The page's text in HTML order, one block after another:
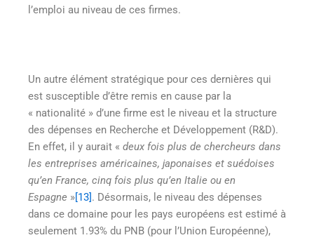
l’emploi au niveau de ces firmes.
Un autre élément stratégique pour ces dernières qui
est susceptible d’être remis en cause par la
« nationalité » d’une firme est le niveau et la structure
des dépenses en Recherche et Développement (R&D).
En effet, il y aurait « deux fois plus de chercheurs dans
les entreprises américaines, japonaises et suédoises
qu’en France, cinq fois plus qu’en Italie ou en
Espagne »[13]. Désormais, le niveau des dépenses
dans ce domaine pour les pays européens est estimé à
seulement 1.93% du PNB (pour l’Union Européenne),